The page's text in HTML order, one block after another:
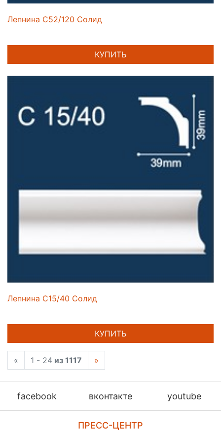
Лепнина C52/120 Солид
КУПИТЬ
Лепнина C15/40 Солид
КУПИТЬ
« 1 - 24 из 1117 »
facebook вконтакте youtube
ПРЕСС-ЦЕНТР